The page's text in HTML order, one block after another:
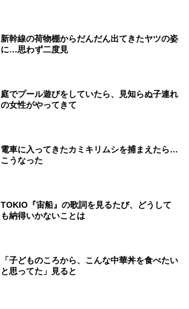
新幹線の荷物棚からだんだん出てきたヤツの姿
に…思わず二度見
庭でプール遊びをしていたら、見知らぬ子連れ
の女性がやってきて
電車に入ってきたカミキリムシを捕まえたら…
こうなった
TOKIO『宙船』の歌詞を見るたび、どうして
も納得いかないことは
「子どものころから、こんな中華丼を食べたい
と思ってた」見ると